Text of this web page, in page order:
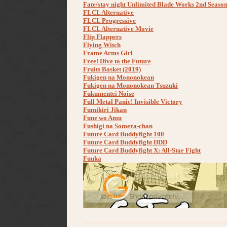
Fate/stay night Unlimited Blade Works 2nd Season
FLCL Alternative
FLCL Progressive
FLCL Alternative Movie
Flip Flappers
Flying Witch
Frame Arms Girl
Free! Dive to the Future
Fruits Basket (2019)
Fukigen na Mononokean
Fukigen na Mononokean Tsuzuki
Fukumentei Noise
Full Metal Panic! Invisible Victory
Fumikiri Jikan
Fune wo Amu
Fushigi na Somera-chan
Future Card Buddyfight 100
Future Card Buddyfight DDD
Future Card Buddyfight X: All-Star Fight
Fuuka